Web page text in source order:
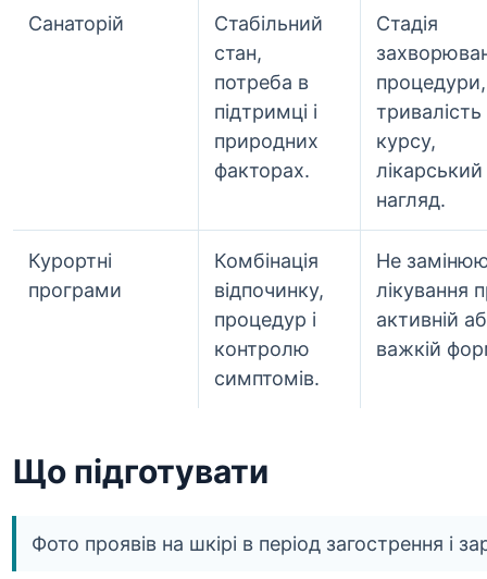
Санаторій
Стабільний
стан,
потреба в
підтримці і
природних
факторах.
Стадія
процедури,
тривалість
курсу,
лікарський
нагляд.
Курортні
програми
Комбінація
відпочинку,
процедур і
контролю
симптомів.
Не
лікування
активній
важкій
Що підготувати
Фото проявів на шкірі в період загострення і